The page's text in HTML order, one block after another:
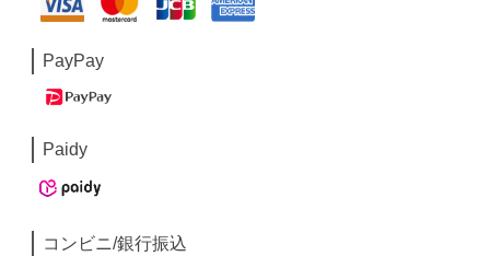
PayPay
Paidy
コンビニ/銀行振込